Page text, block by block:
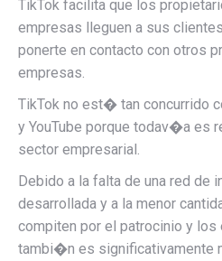
TikTok facilita que los
empresas lleguen a sus
ponerte en contacto con otros
empresas.
TikTok no est� tan concurrido
y YouTube porque todav�a es
sector empresarial.
Debido a la falta de una red de
desarrollada y a la menor
compiten por el patrocinio y
tambi�n es significativamente